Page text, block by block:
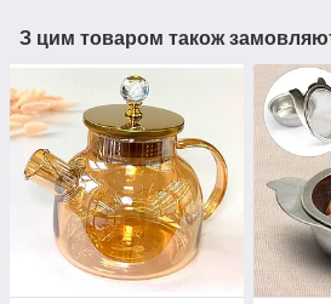
З цим товаром також